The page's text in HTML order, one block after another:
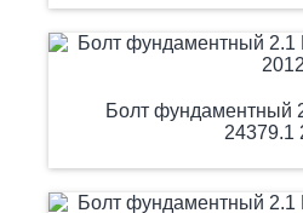
Болт фундаментный
24379.1